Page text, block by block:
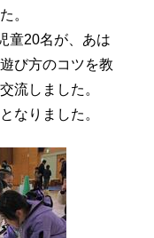
。
童20名が、あは
び方のコツを教
流しました。
なりました。